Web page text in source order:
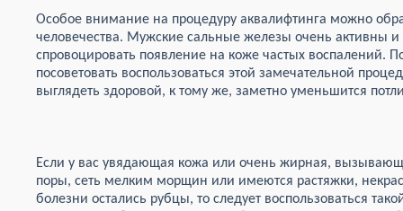
Особое внимание на процедуру аквалифтинга можно
человечества. Мужские сальные железы очень активны
спровоцировать появление на коже частых воспалений.
посоветовать воспользоваться этой замечательной
выглядеть здоровой, к тому же, заметно уменьшится
Если у вас увядающая кожа или очень жирная,
поры, сеть мелким морщин или имеются растяжки,
болезни остались рубцы, то следует воспользоваться